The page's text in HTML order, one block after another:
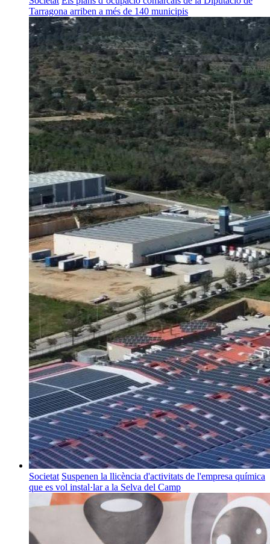
Tarragona arriben a més de 140 municipis
Societat Suspenen la llicència d'activitats de l'empresa química
que es vol instal·lar a la Selva del Camp